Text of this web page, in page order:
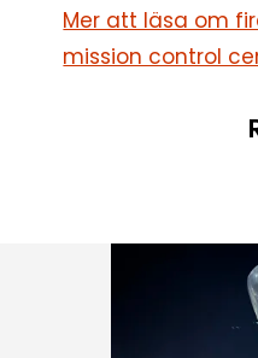
Mer att läsa om
mission control